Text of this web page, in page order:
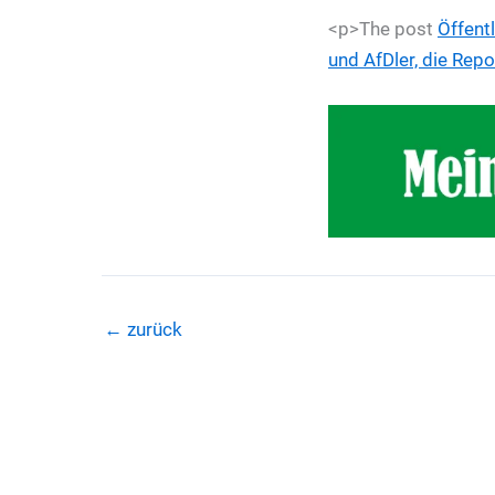
<p>The post
und AfDler, die
← zurück